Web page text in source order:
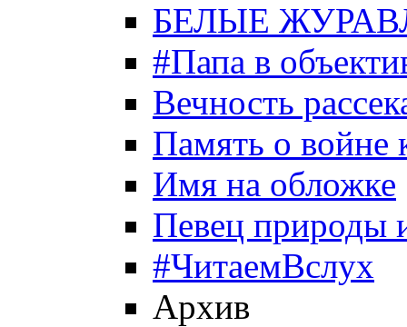
БЕЛЫЕ
#Папа в
Вечность
Память о войне
Имя на обложке
Певец природы
#ЧитаемВслух
Архив